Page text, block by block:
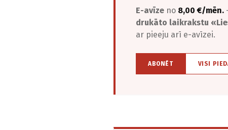
E-avīze no 8,00 €/mēn.
drukāto laikrakstu
ar pieeju arī e-avīzei.
ABONĒT VISI